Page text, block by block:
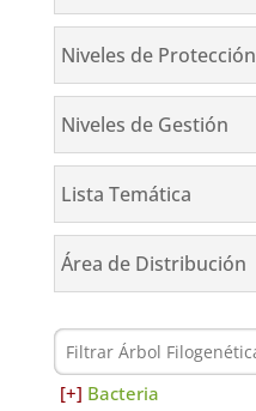
Niveles de Protección
Niveles de Gestión
Lista Temática
Área de Distribución
Bacteria